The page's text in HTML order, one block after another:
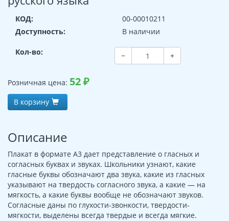
КОД:
00-00010211
Доступность:
В наличии
Кол-во: − +
Розничная цена: 52₽
В корзину
Описание
Плакат в формате А3 дает представление о гласных и
согласных буквах и звуках. Школьники узнают, какие
гласные буквы обозначают два звука, какие из гласных
указывают на твердость согласного звука, а какие — на
мягкость, а какие буквы вообще не обозначают звуков.
Согласные даны по глухости-звонкости, твердости-
мягкости, выделены всегда твердые и всегда мягкие.